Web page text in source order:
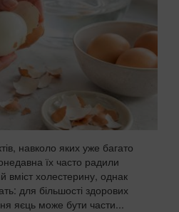
навколо яких уже багато
їх часто радили
вміст холестерину, однак
для більшості здорових
яєць може бути части...